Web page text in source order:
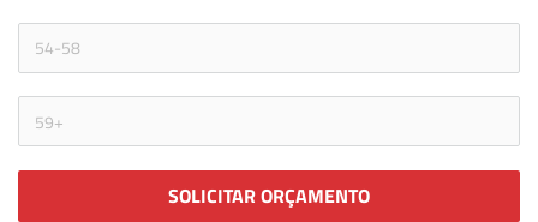
SOLICITAR ORÇAMENTO